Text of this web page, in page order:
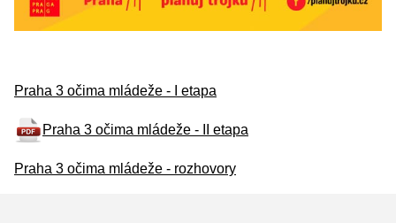
Praha 3 očima mládeže - I etapa
Praha 3 očima mládeže - II etapa
Praha 3 očima mládeže - rozhovory